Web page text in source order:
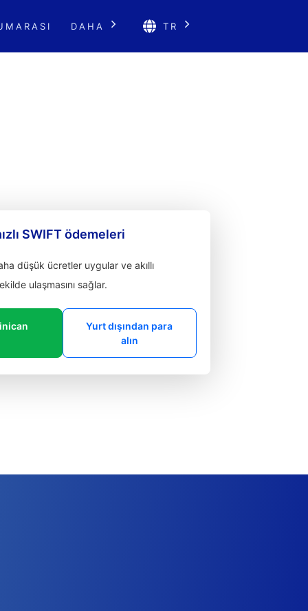
DAHA TR
SWIFT ödemeleri
düşük ücretler uygular ve akıllı
ulaşmasını sağlar.
Yurt dışından para
alın